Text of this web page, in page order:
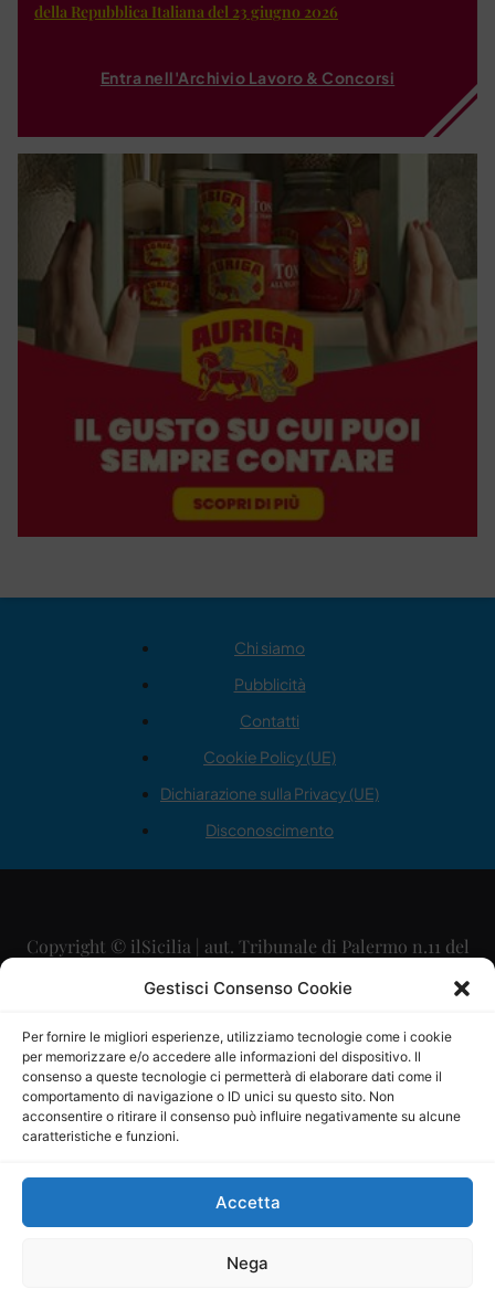
Gestisci Consenso Cookie
Per fornire le migliori esperienze, utilizziamo tecnologie come i cookie
per memorizzare e/o accedere alle informazioni del dispositivo. Il
consenso a queste tecnologie ci permetterà di elaborare dati come il
comportamento di navigazione o ID unici su questo sito. Non
acconsentire o ritirare il consenso può influire negativamente su alcune
caratteristiche e funzioni.
Accetta
Nega
della Repubblica Italiana del 23 giugno 2026
Entra nell'Archivio Lavoro & Concorsi
Chi siamo
Pubblicità
Contatti
Cookie Policy (UE)
Dichiarazione sulla Privacy (UE)
Disconoscimento
Copyright © ilSicilia | aut. Tribunale di Palermo n.11 del
29/09/2015
Direttore Editoriale: Maurizio Scaglione
Direttore Responsabile: Maria Calabrese
P.IVA: 06334930820
Mercurio Comunicazione Società Cooperativa a r.l. è
iscritta al Registro degli Operatori di Comunicazione al